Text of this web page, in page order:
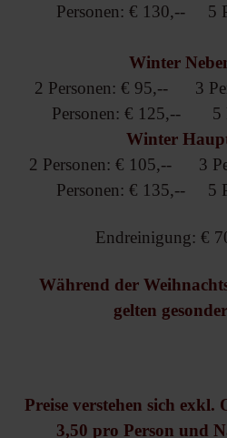
Personen: € 130,-- 5
Winter
2 Personen: € 95,-- 3
Personen: € 125,-- 5
Winter
2 Personen: € 105,-- 3
Personen: € 135,-- 5
Endreinigung: €
Während der
gelten
Preise verstehen sich exkl.
3,50 pro Person und